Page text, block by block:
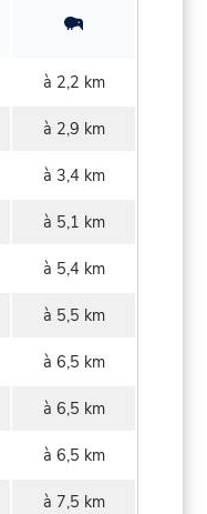
à 2,2 km
à 2,9 km
à 3,4 km
à 5,1 km
à 5,4 km
à 5,5 km
à 6,5 km
à 6,5 km
à 6,5 km
à 7,5 km